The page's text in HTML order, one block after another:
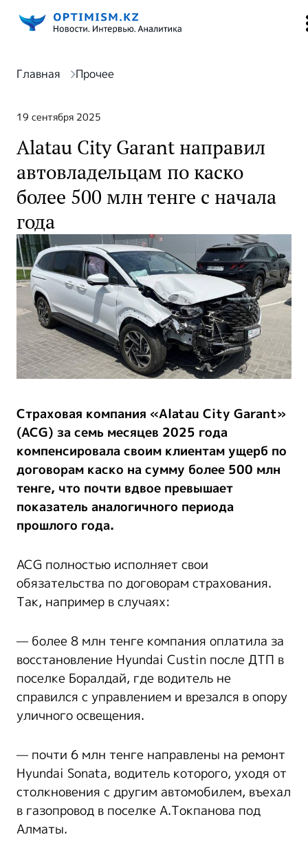
Главная Прочее
19 сентября 2025
Alatau City Garant направил
автовладельцам по каско
более 500 млн тенге с начала
года
Страховая компания «Alatau City Garant»
(ACG) за семь месяцев 2025 года
компенсировала своим клиентам ущерб по
договорам каско на сумму более 500 млн
тенге, что почти вдвое превышает
показатель аналогичного периода
прошлого года.
ACG полностью исполняет свои
обязательства по договорам страхования.
Так, например в случаях:
— более 8 млн тенге компания оплатила за
восстановление Hyundai Custin после ДТП в
поселке Боралдай, где водитель не
справился с управлением и врезался в опору
уличного освещения.
— почти 6 млн тенге направлены на ремонт
Hyundai Sonata, водитель которого, уходя от
столкновения с другим автомобилем, въехал
в газопровод в поселке А.Токпанова под
Алматы.